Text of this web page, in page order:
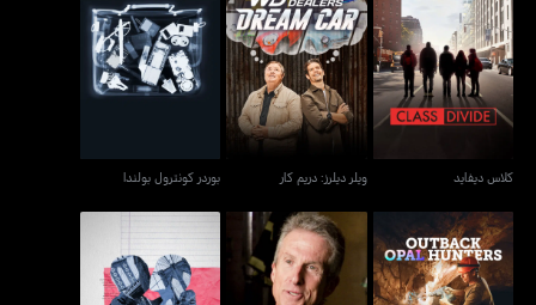
كلاس ديفايد
كلاس ديفايد
ويلر ديلرز: دريم كار
ويلر ديلرز: دريم كار
بوردر كونترول بولندا
بوردر كونترول بولندا